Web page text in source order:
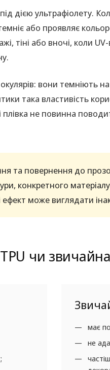
дією ультрафіолету.
або проявляє
тіні або вночі, коли
вони темніють на
така властивість
не повинна
та повернення до
конкретного
може виглядати
чи
має
не